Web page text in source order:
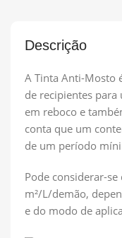
Descrição
A Tinta Anti-Mosto
de recipientes
em reboco e
conta que um
de um período
Pode considerar-
m²/L/demão,
e do modo de